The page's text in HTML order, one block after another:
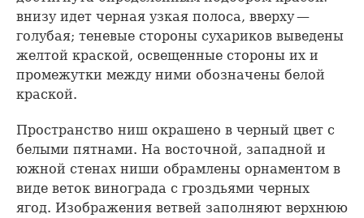
внизу идет черная узкая полоса, вверху —
голубая; теневые стороны сухариков выведены
желтой краской, освещенные стороны их и
промежутки между ними обозначены белой
краской.
Пространство ниш окрашено в черный цвет с
белыми пятнами. На восточной, западной и
южной стенах ниши обрамлены орнаментом в
виде веток винограда с гроздьями черных
ягод. Изображения ветвей заполняют верхнюю